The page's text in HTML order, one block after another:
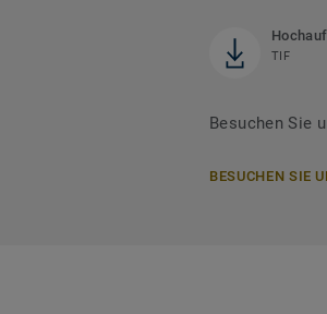
TIF
Besuchen Sie
BESUCHEN SIE